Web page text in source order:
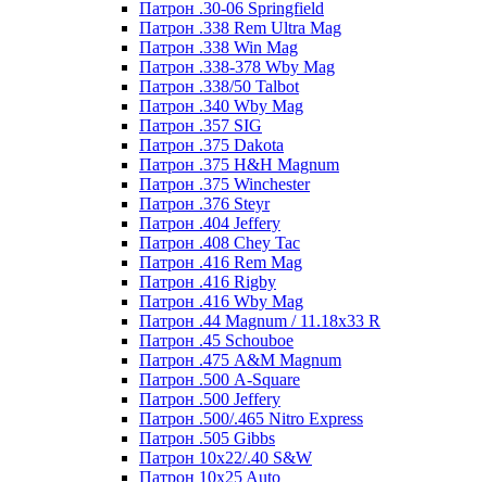
Патрон .30-06 Springfield
Патрон .338 Rem Ultra Mag
Патрон .338 Win Mag
Патрон .338-378 Wby Mag
Патрон .338/50 Talbot
Патрон .340 Wby Mag
Патрон .357 SIG
Патрон .375 Dakota
Патрон .375 H&H Magnum
Патрон .375 Winchester
Патрон .376 Steyr
Патрон .404 Jeffery
Патрон .408 Chey Tac
Патрон .416 Rem Mag
Патрон .416 Rigby
Патрон .416 Wby Mag
Патрон .44 Magnum / 11.18x33 R
Патрон .45 Schouboe
Патрон .475 A&M Magnum
Патрон .500 A-Square
Патрон .500 Jeffery
Патрон .500/.465 Nitro Express
Патрон .505 Gibbs
Патрон 10x22/.40 S&W
Патрон 10x25 Auto